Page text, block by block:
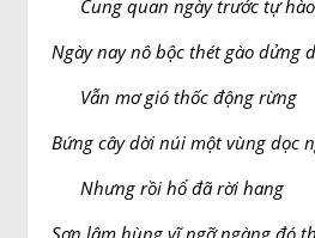
Cung quan ngày trước tự hào
Ngày nay nô bộc thét gào dửng
Vẫn mơ gió thốc động rừng
Bứng cây dời núi một vùng dọc
Nhưng rồi hổ đã rời hang
Sơn lâm hùng vĩ ngỡ ngàng đó